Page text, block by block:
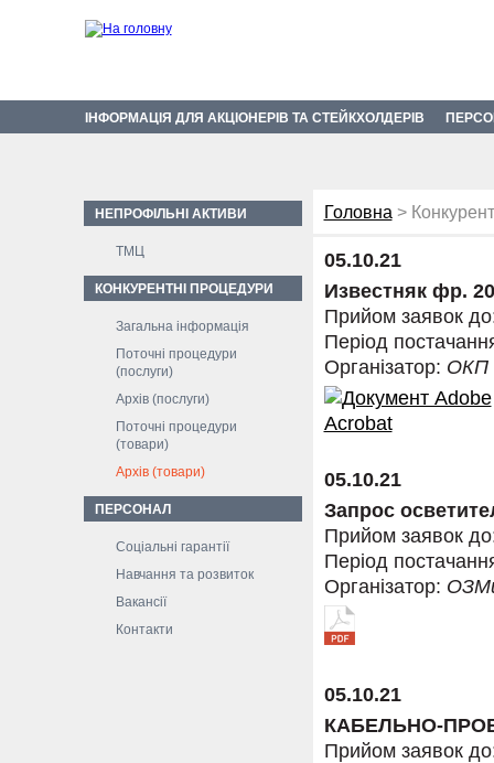
ІНФОРМАЦІЯ ДЛЯ АКЦІОНЕРІВ ТА СТЕЙКХОЛДЕРІВ
НЕПРОФІЛЬНІ АКТИВИ
ТМЦ
КОНКУРЕНТНІ ПРОЦЕДУРИ
Загальна інформація
Поточні процедури
(послуги)
Архів (послуги)
Поточні процедури
(товари)
Архів (товари)
ПЕРСОНАЛ
Соціальні гарантії
Навчання та розвиток
Вакансії
Контакти
Головна >
05.10.21
Известняк фр.
Прийом заявок
Період
Організатор: ОКП
05.10.21
Запрос
Прийом заявок
Період
Організатор:
05.10.21
КАБЕЛЬНО-
Прийом заявок